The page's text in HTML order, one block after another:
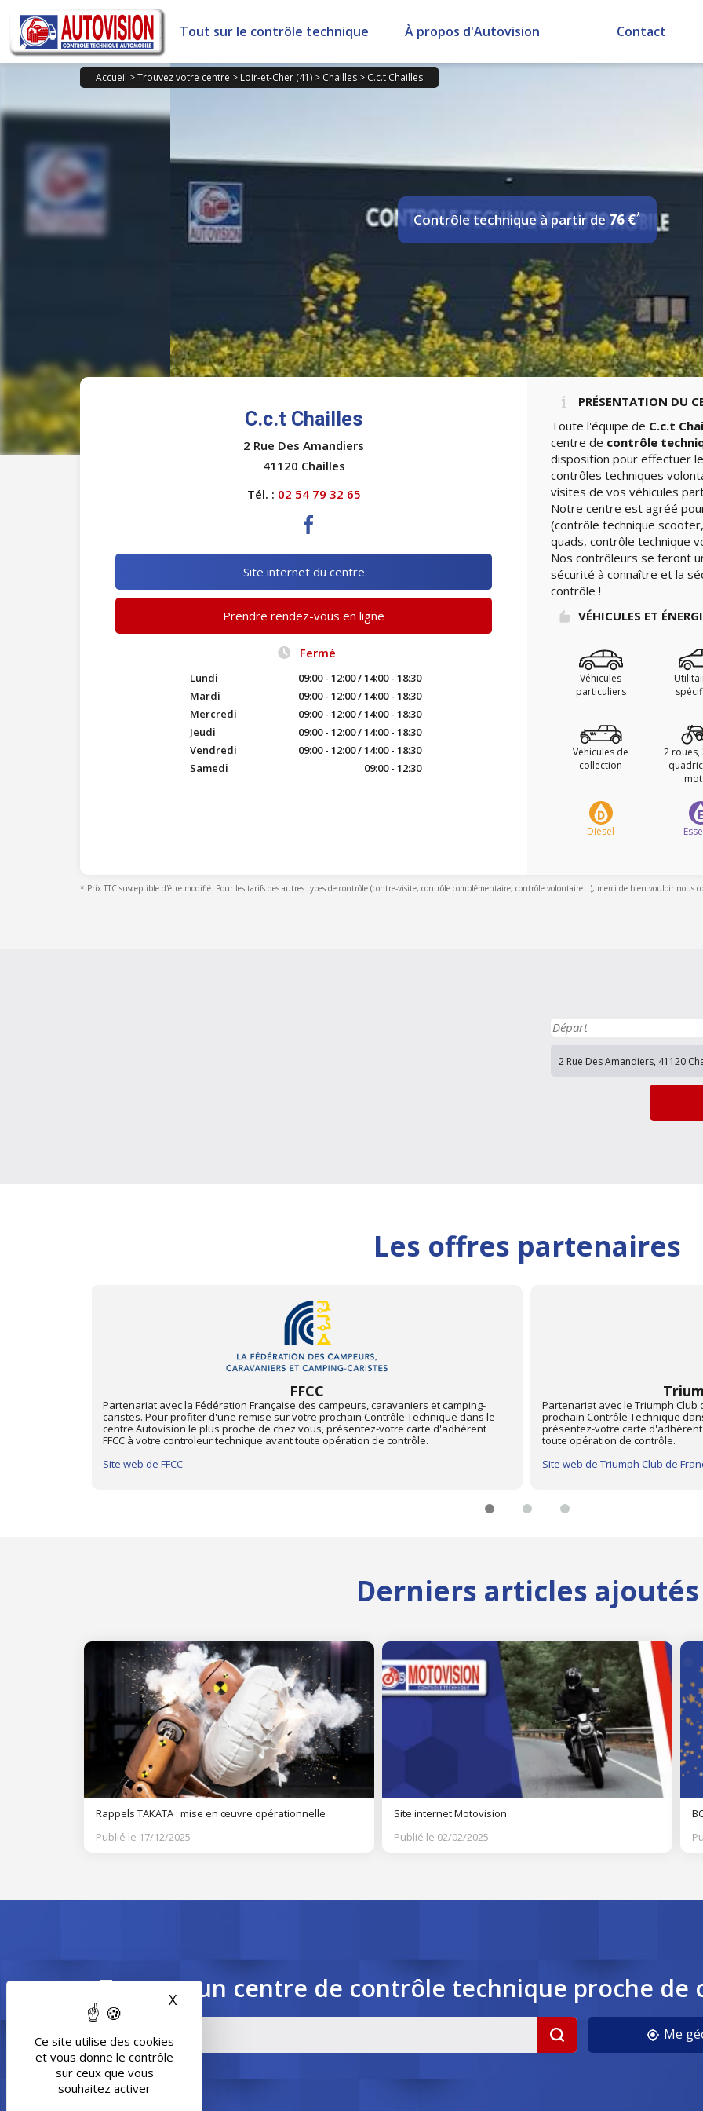
Panneau de gestion des cookies
Ce site utilise des cookies
et vous donne le contrôle
sur ceux que vous
souhaitez activer
X Masquer le bandeau des cookies
Tout sur le contrôle technique À propos d'Autovision Contact
Accueil >Trouvez votre centre > Loir-et-Cher (41) > Chailles > C.c.t Chailles
Contrôle technique à partir de76 €*
C.c.t Chailles
2 Rue Des Amandiers
41120 Chailles
Tél. : 02 54 79 32 65
Site internet du centre
Prendre rendez-vous en ligne
Fermé
Lundi
09:00 - 12:00 / 14:00 - 18:30
Mardi
09:00 - 12:00 / 14:00 - 18:30
Mercredi
09:00 - 12:00 / 14:00 - 18:30
Jeudi
09:00 - 12:00 / 14:00 - 18:30
Vendredi
09:00 - 12:00 / 14:00 - 18:30
Samedi
09:00 - 12:30
PRÉSENTATION DU
Toute l'équipe de C.c.t
centre de contrôle
disposition pour effectuer
contrôles techniques
visites de vos véhicules
Notre centre est agréé
(contrôle technique
quads, contrôle technique
Nos contrôleurs se feront
sécurité à connaître et la
contrôle !
VÉHICULES ET
Véhicules
particuliers
Véhicules de
collection
2 roues,
Diesel
* Prix TTC susceptible d'être modifié. Pour les tarifs des autres types de contrôle (contre-visite, contrôle complémentaire, contrôle volontaire...), merci de bien vouloir nous
Les offres partenaires
Triumph Club de France
Partenariat avec le Triumph Club de France. Pour profiter d'une remise sur votre
prochain Contrôle Technique dans le centre Autovision le plus proche de chez vous,
présentez-votre carte d'adhérent Triumph Club à votre controleur technique avant
toute opération de contrôle.
Site web de Triumph Club de France
Depuis juin 2013, les centres
avec "Mon Automobile Club",
Pour profiter d'une remise de
centre Autovision le plus proche
Derniers articles ajoutés
Rappels TAKATA : mise en œuvre opérationnelle
Publié le 17/12/2025
Site internet Motovision
Publié le 02/02/2025
Trouvez un centre de contrôle technique proche de
Me